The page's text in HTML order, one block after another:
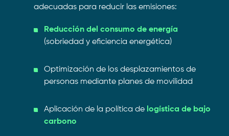
adecuadas para reducir las emisiones:
Reducción del consumo de energía
(sobriedad y eficiencia energética)
Optimización de los desplazamientos de
personas mediante planes de movilidad
Aplicación de la política de logística de bajo
carbono